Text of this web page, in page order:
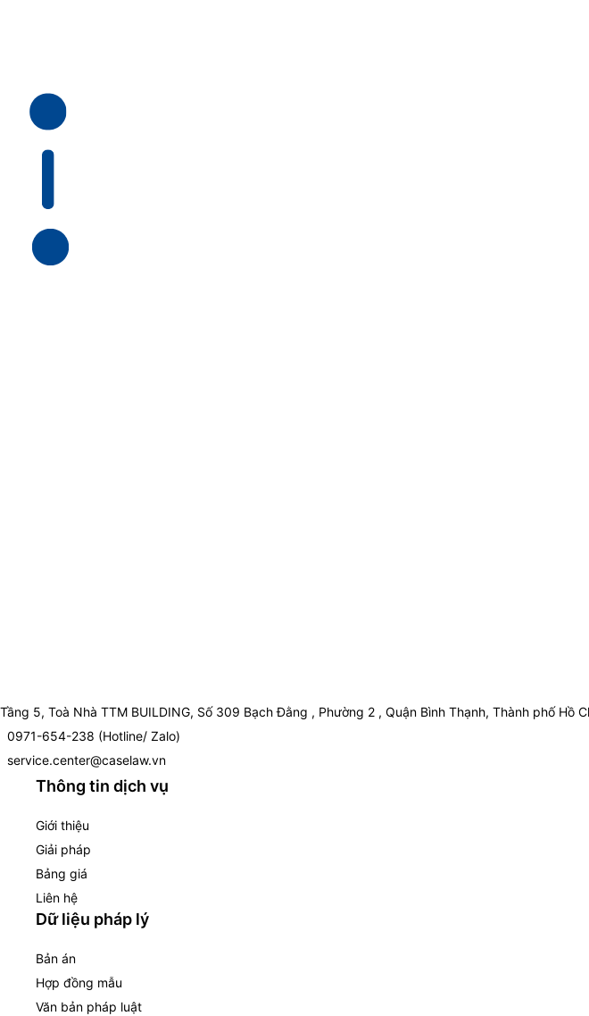
Tầng 5, Toà Nhà TTM BUILDING, Số 309 Bạch Đằng , Phường 2 , Quận Bình Thạnh, Thành phố Hồ
0971-654-238 (Hotline/ Zalo)
service.center@caselaw.vn
Thông tin dịch vụ
Giới thiệu
Giải pháp
Bảng giá
Liên hệ
Dữ liệu pháp lý
Bản án
Hợp đồng mẫu
Văn bản pháp luật